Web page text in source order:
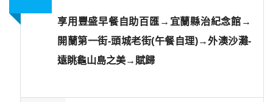
享用豐盛早餐自助百匯→宜蘭縣治紀念館→
開蘭第一街-頭城老街(午餐自理)→外澳沙灘-
遠眺龜山島之美→賦歸